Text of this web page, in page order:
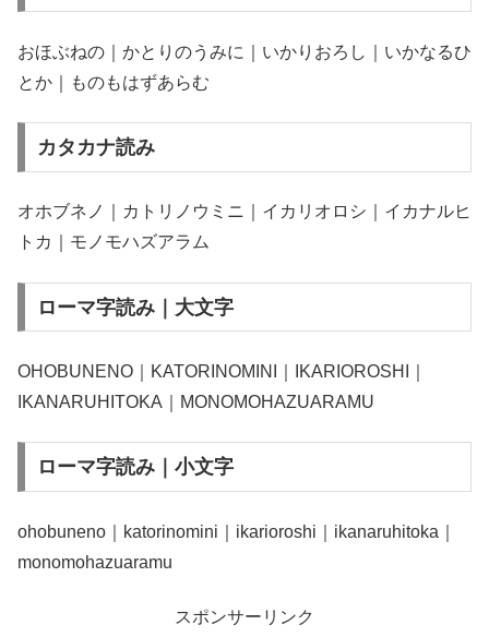
おほぶねの｜かとりのうみに｜いかりおろし｜いかなるひ
とか｜ものもはずあらむ
カタカナ読み
オホブネノ｜カトリノウミニ｜イカリオロシ｜イカナルヒ
トカ｜モノモハズアラム
ローマ字読み｜大文字
OHOBUNENO｜KATORINOMINI｜IKARIOROSHI｜
IKANARUHITOKA｜MONOMOHAZUARAMU
ローマ字読み｜小文字
ohobuneno｜katorinomini｜ikarioroshi｜ikanaruhitoka｜
monomohazuaramu
スポンサーリンク